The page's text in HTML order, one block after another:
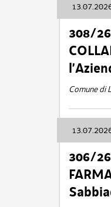
308/
Comune di
306/